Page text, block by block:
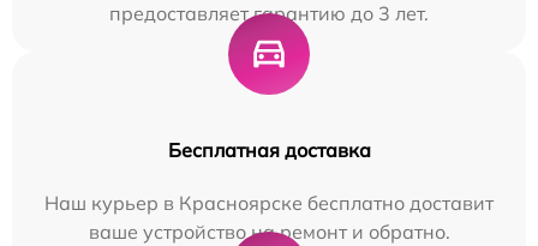
предоставляет гарантию до 3 лет.
Бесплатная доставка
Наш курьер в Красноярске бесплатно доставит
ваше устройство на ремонт и обратно.